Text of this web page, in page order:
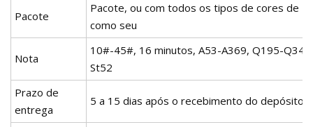
Pacote
Pacote, ou com todos os tipos de cores de
como seu
Nota
10#-45#, 16 minutos, A53-A369, Q195-
St52
Prazo de
entrega
5 a 15 dias após o recebimento do depósito